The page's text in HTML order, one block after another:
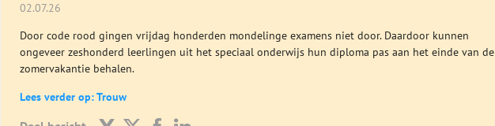
02.07.26
Door code rood gingen vrijdag honderden mondelinge examens niet door. Daardoor kunnen
ongeveer zeshonderd leerlingen uit het speciaal onderwijs hun diploma pas aan het einde van de
zomervakantie behalen.
Lees verder op: Trouw